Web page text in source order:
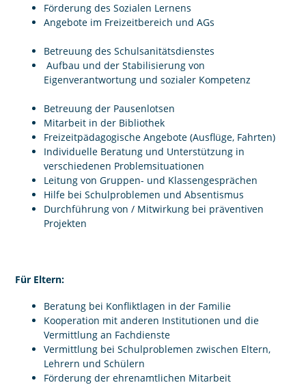
Förderung des Sozialen Lernens
Angebote im Freizeitbereich und AGs
Betreuung des Schulsanitätsdienstes
Aufbau und der Stabilisierung von
Eigenverantwortung und sozialer Kompetenz
Betreuung der Pausenlotsen
Mitarbeit in der Bibliothek
Freizeitpädagogische Angebote (Ausflüge, Fahrten)
Individuelle Beratung und Unterstützung in
verschiedenen Problemsituationen
Leitung von Gruppen- und Klassengesprächen
Hilfe bei Schulproblemen und Absentismus
Durchführung von / Mitwirkung bei präventiven
Projekten
Für Eltern:
Beratung bei Konfliktlagen in der Familie
Kooperation mit anderen Institutionen und die
Vermittlung an Fachdienste
Vermittlung bei Schulproblemen zwischen Eltern,
Lehrern und Schülern
Förderung der ehrenamtlichen Mitarbeit